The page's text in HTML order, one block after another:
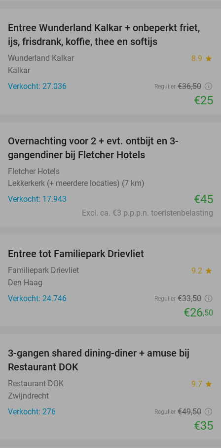
32%
Entree Wunderland Kalkar + onbeperkt friet,
ijs, frisdrank, koffie, thee en softijs
Wunderland Kalkar 8.9 star
Kalkar
Verkocht: 27.036
Regulier €36,50
€25
Overnachting voor 2 + evt. ontbijt en 3-
gangendiner bij Fletcher Hotels
Fletcher Hotels
Lekkerkerk (+ meerdere locaties) (7 km)
Verkocht: 17.943
€45
Excl. ca. €3 p.p.p.n. toeristenbelasting
Entree tot Familiepark Drievliet
Familiepark Drievliet 9.2 star
Den Haag
Verkocht: 24.746
Regulier €33,50
€26,50
3-gangen shared dining-diner + amuse bij
Restaurant DOK
Restaurant DOK 9.7 star
Zwijndrecht
Verkocht: 276
Regulier €49,50
€35